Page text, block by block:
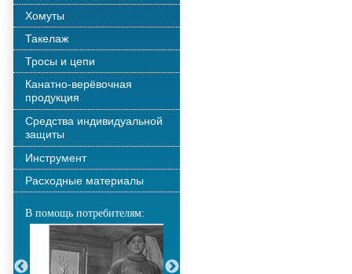
Хомуты
Такелаж
Тросы и цепи
Канатно-верёвочная
продукция
Средства индивидуальной
защиты
Инструмент
Расходные материалы
В помощь потребителям: